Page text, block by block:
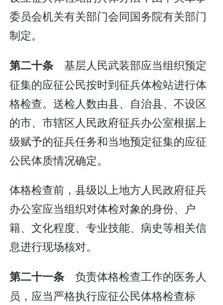
委员会机关有关部门会同国务院有关部门
制定。
第二十条 基层人民武装部应当组织预定
征集的应征公民按时到征兵体检站进行体
格检查。送检人数由县、自治县、不设区
的市、市辖区人民政府征兵办公室根据上
级赋予的征兵任务和当地预定征集的应征
公民体质情况确定。
体格检查前，县级以上地方人民政府征兵
办公室应当组织对体检对象的身份、户
籍、文化程度、专业技能、病史等相关信
息进行现场核对。
第二十一条 负责体格检查工作的医务人
员，应当严格执行应征公民体格检查标